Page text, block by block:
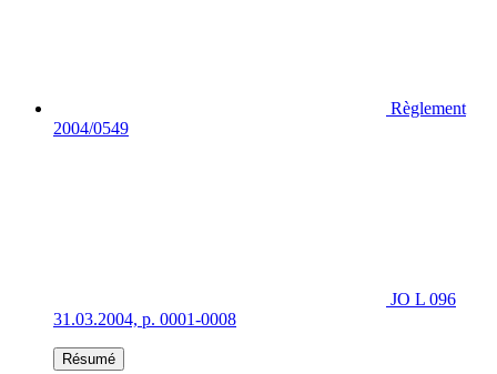
Règlement
2004/0549
JO L 096
31.03.2004, p. 0001-0008
Résumé